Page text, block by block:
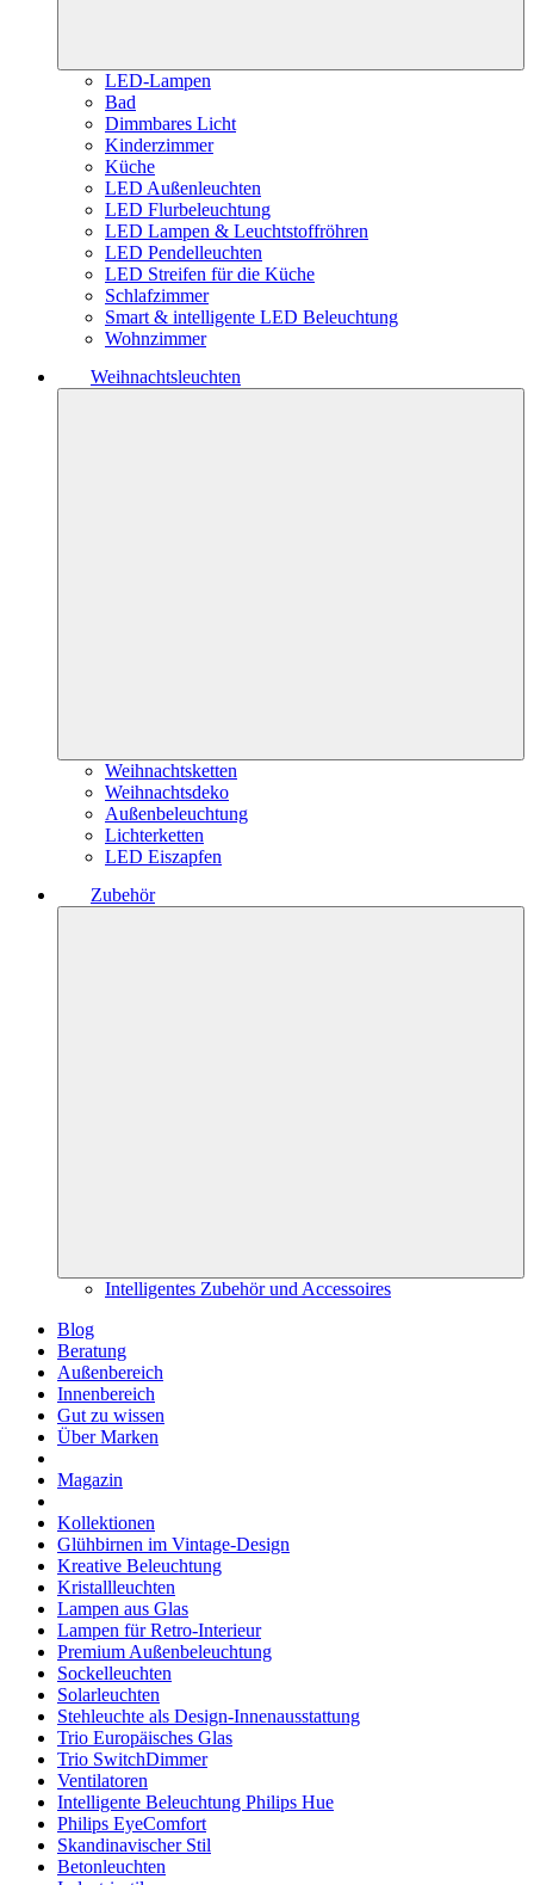
LED-Lampen
Bad
Dimmbares Licht
Kinderzimmer
Küche
LED Außenleuchten
LED Flurbeleuchtung
LED Lampen & Leuchtstoffröhren
LED Pendelleuchten
LED Streifen für die Küche
Schlafzimmer
Smart & intelligente LED Beleuchtung
Wohnzimmer
Weihnachtsleuchten
Weihnachtsketten
Weihnachtsdeko
Außenbeleuchtung
Lichterketten
LED Eiszapfen
Zubehör
Intelligentes Zubehör und Accessoires
Blog
Beratung
Außenbereich
Innenbereich
Gut zu wissen
Über Marken
Magazin
Kollektionen
Glühbirnen im Vintage-Design
Kreative Beleuchtung
Kristallleuchten
Lampen aus Glas
Lampen für Retro-Interieur
Premium Außenbeleuchtung
Sockelleuchten
Solarleuchten
Stehleuchte als Design-Innenausstattung
Trio Europäisches Glas
Trio SwitchDimmer
Ventilatoren
Intelligente Beleuchtung Philips Hue
Philips EyeComfort
Skandinavischer Stil
Betonleuchten